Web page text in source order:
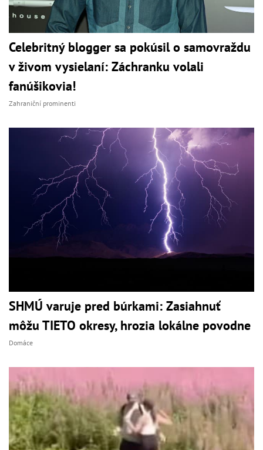
Celebritný blogger sa pokúsil o samovraždu
v živom vysielaní: Záchranku volali
fanúšikovia!
Zahraniční prominenti
SHMÚ varuje pred búrkami: Zasiahnuť
môžu TIETO okresy, hrozia lokálne povodne
Domáce